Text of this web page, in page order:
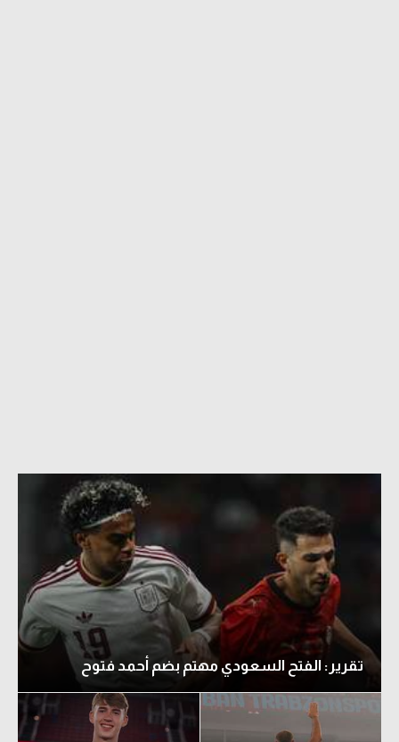
تقرير: الفتح السعودي مهتم بضم أحمد فتوح